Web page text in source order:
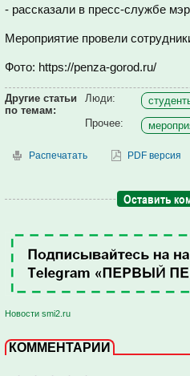
- рассказали в пресс-службе
Мероприятие провели
Фото: https://penza-gorod.ru/
Другие статьи
по темам:
Люди:
Прочее:
Распечатать PDF версия
Оставить
Новости smi2.ru
КОММЕНТАРИИ